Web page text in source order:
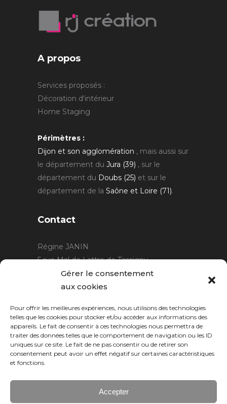
Gérer le consentement
aux cookies
Pour offrir les meilleures expériences, nous utilisons des technologies
telles que les cookies pour stocker et/ou accéder aux informations des
appareils. Le fait de consentir à ces technologies nous permettra de
traiter des données telles que le comportement de navigation ou les ID
uniques sur ce site. Le fait de ne pas consentir ou de retirer son
consentement peut avoir un effet négatif sur certaines caractéristiques
et fonctions.
Accepter
A propos
Services proposés :
Décoration d'intérieur
Home Staging
Périmètres :
Dijon et son agglomération , mais aussi sur
le département du Jura (39) , sur le
département du Doubs (25) et sur le
département de la Saône et Loire (71).
Contact
Régine JANIN
5 rue Mal de Lattre de Tassigny
21220 Gevrey Chambertin
06 15 15 80 29
Horaires :sur rendez-vous.